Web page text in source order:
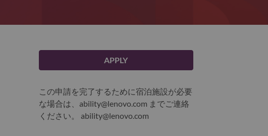
APPLY
この申請を完了するために宿泊施設が必要
な場合は、ability@lenovo.com までご連絡
ください。 ability@lenovo.com